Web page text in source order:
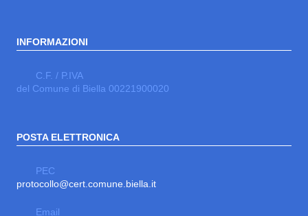
INFORMAZIONI
C.F. / P.IVA
del Comune di Biella 00221900020
POSTA ELETTRONICA
PEC
protocollo@cert.comune.biella.it
Email